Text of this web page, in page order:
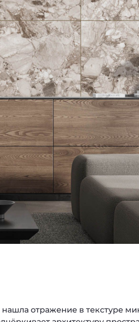
отражение в текстуре